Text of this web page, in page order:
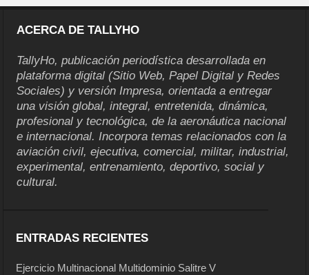
ACERCA DE TALLYHO
TallyHo, publicación periodística desarrollada en
plataforma digital (Sitio Web, Papel Digital y Redes
Sociales) y versión Impresa, orientada a entregar
una visión global, integral, entretenida, dinámica,
profesional y tecnológica, de la aeronáutica nacional
e internacional. Incorpora temas relacionados con la
aviación civil, ejecutiva, comercial, militar, industrial,
experimental, entrenamiento, deportivo, social y
cultural.
ENTRADAS RECIENTES
Ejercicio Multinacional Multidominio Salitre V